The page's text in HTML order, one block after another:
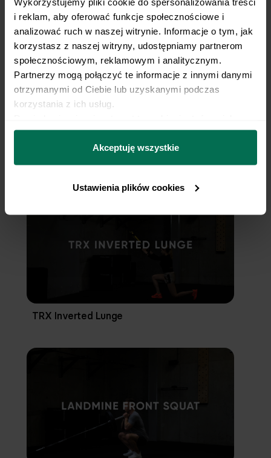
i reklam, aby oferować funkcje społecznościowe i
analizować ruch w naszej witrynie. Informacje o tym, jak
korzystasz z naszej witryny, udostępniamy partnerom
społecznościowym, reklamowym i analitycznym.
Partnerzy mogą połączyć te informacje z innymi danymi
otrzymanymi od Ciebie lub uzyskanymi podczas
korzystania z ich usług.
można się z nami skontaktować i w jaki sposób
przetwarzamy dane osobowe w ramach
prywatności.
Akceptuję wszystkie
Ustawienia plików cookies
Reverse Nordic Curl
TRX Inverted Lunge